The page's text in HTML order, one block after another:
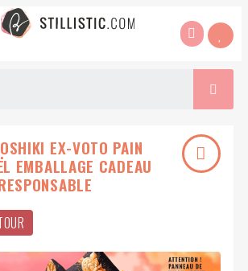
EX-VOTO PAIN
EMBALLAGE CADEAU